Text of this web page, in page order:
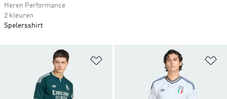
Op verlanglijst zetten
Heren Performance
2 kleuren
Spelersshirt